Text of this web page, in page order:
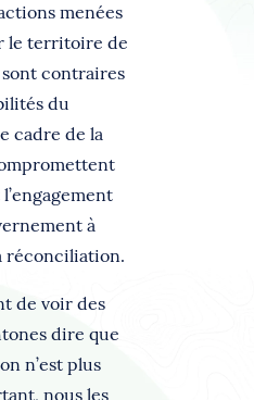
menées
le territoire de
sont contraires
du
cadre de la
à
réconciliation.
de voir des
dire que
n’est plus
nous les